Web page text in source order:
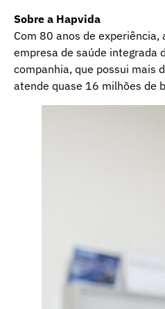
Sobre a Hapvida
Com 80 anos de experiência,
empresa de saúde integrada
companhia, que possui mais
atende quase 16 milhões de